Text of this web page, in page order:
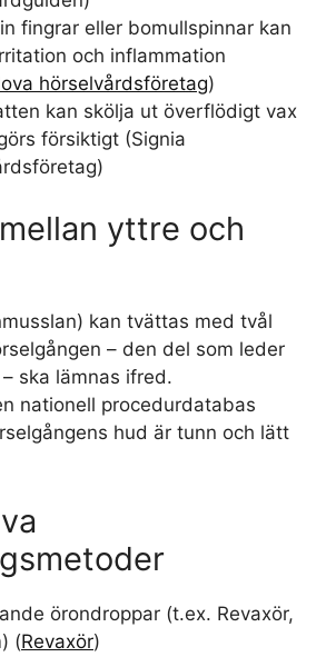
fingrar eller bomullspinnar kan
och inflammation
hörselvårdsföretag)
kan skölja ut överflödigt vax
försiktigt (Signia
yttre och
kan tvättas med tvål
– den del som leder
ska lämnas ifred.
nationell procedurdatabas
hud är tunn och lätt
örondroppar (t.ex. Revaxör,
(Revaxör)